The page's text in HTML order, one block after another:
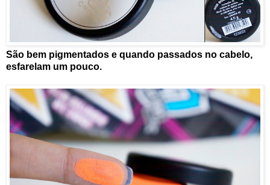
São bem pigmentados e quando passados no cabelo,
esfarelam um pouco.